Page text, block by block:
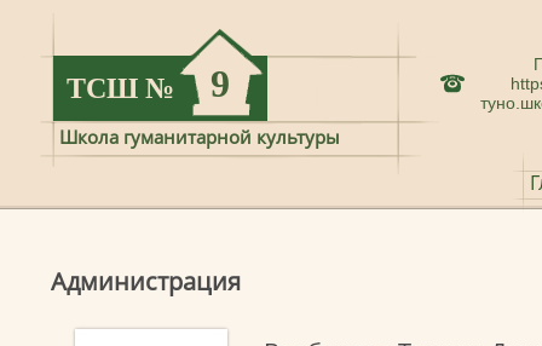
ТСШ № 9
Школа гуманитарной культуры
Администрация